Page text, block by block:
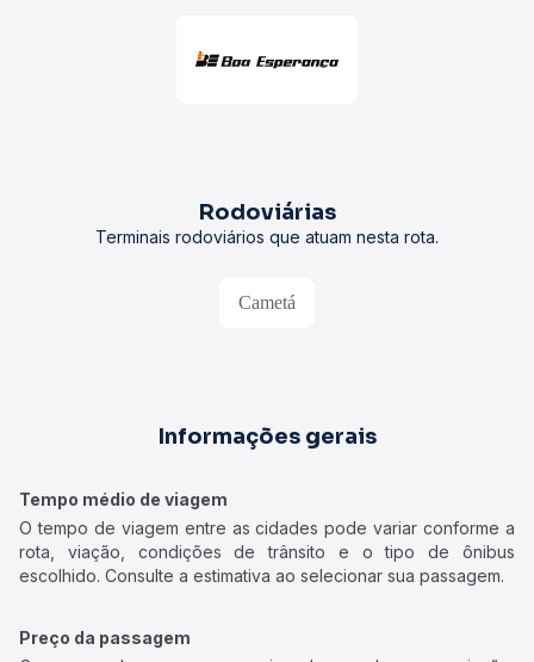
Rodoviárias
Terminais rodoviários que atuam nesta rota.
Cametá
Informações gerais
Tempo médio de viagem
O tempo de viagem entre as cidades pode variar conforme a
rota, viação, condições de trânsito e o tipo de ônibus
escolhido. Consulte a estimativa ao selecionar sua passagem.
Preço da passagem